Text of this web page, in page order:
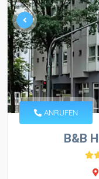
ANRUFEN
B&B